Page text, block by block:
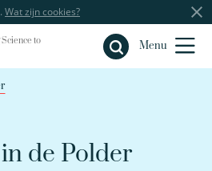
Wat zijn cookies?
to
Menu
Sluiten
de Polder